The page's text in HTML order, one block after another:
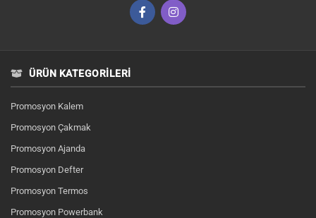
ÜRÜN KATEGORILERI
Promosyon Kalem
Promosyon Çakmak
Promosyon Ajanda
Promosyon Defter
Promosyon Termos
Promosyon Powerbank